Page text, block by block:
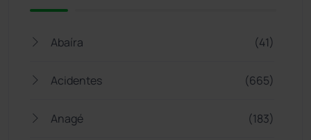
Abaíra (41)
Acidentes (665)
Anagé (183)